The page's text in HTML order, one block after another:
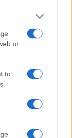
or
to